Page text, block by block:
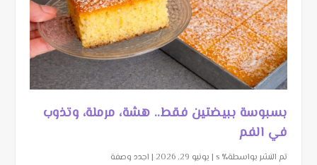
بسبوسة ببيضتين فقط.. هشة، مرملة، وتذوب
في الفم
تم النشر بواسطة٪ s | يونيو 29, 2026 | اجدد وصفة